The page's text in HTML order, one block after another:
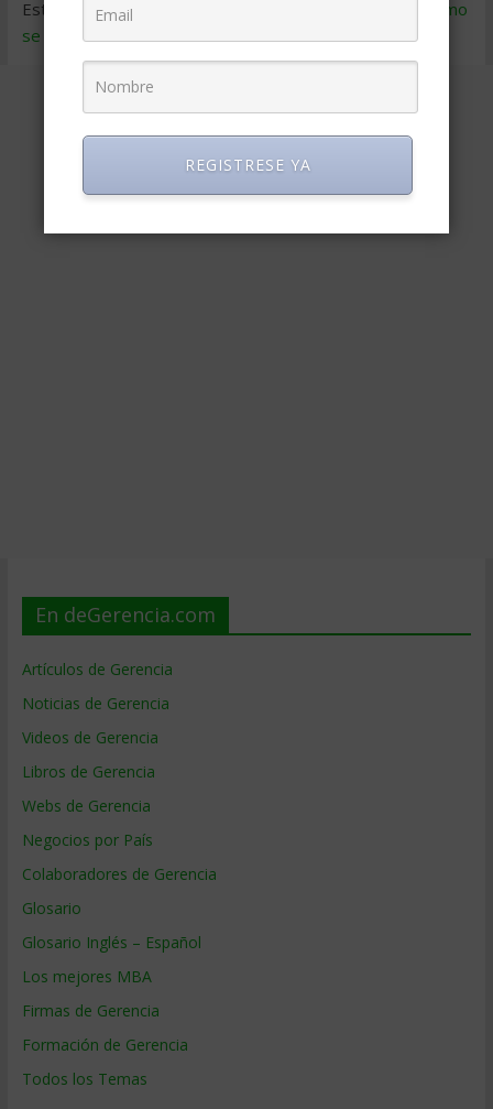
Este sitio usa Akismet para reducir el spam.
Aprende cómo
se procesan los datos de tus comentarios.
En deGerencia.com
Artículos de Gerencia
Noticias de Gerencia
Videos de Gerencia
Libros de Gerencia
Webs de Gerencia
Negocios por País
Colaboradores de Gerencia
Glosario
Glosario Inglés – Español
Los mejores MBA
Firmas de Gerencia
Formación de Gerencia
Todos los Temas
REGISTRESE YA